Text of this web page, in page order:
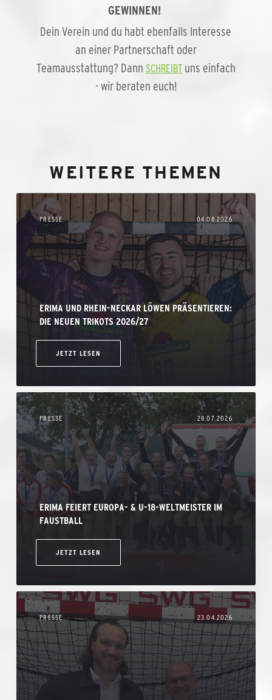
GEWINNEN!
Dein Verein und du habt ebenfalls Interesse
an einer Partnerschaft oder
Teamausstattung? Dann SCHREIBTuns einfach
- wir beraten euch!
WEITERE THEMEN
PRESSE 04.08.2026
ERIMA UND RHEIN-NECKAR LÖWEN PRÄSENTIEREN:
DIE NEUEN TRIKOTS 2026/27
JETZT LESEN
PRESSE 28.07.2026
ERIMA FEIERT EUROPA- & U-18-WELTMEISTER IM
FAUSTBALL
JETZT LESEN
PRESSE 23.04.2026